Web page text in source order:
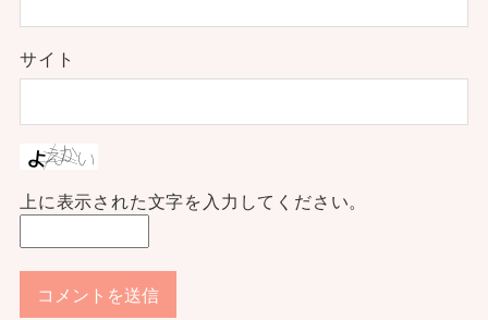
サイト
上に表示された文字を入力してください。